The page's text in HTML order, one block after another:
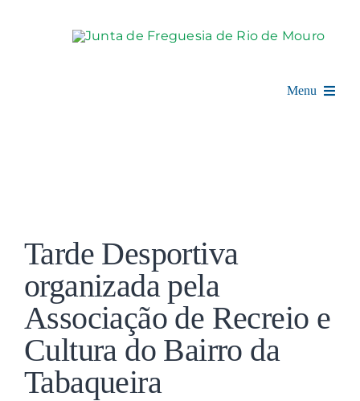
Menu
Balcão Digital
Notícias e Eventos
Espaço Cultural
Larger
Image
Tarde Desportiva
organizada pela
Associação de Recreio e
Cultura do Bairro da
Tabaqueira